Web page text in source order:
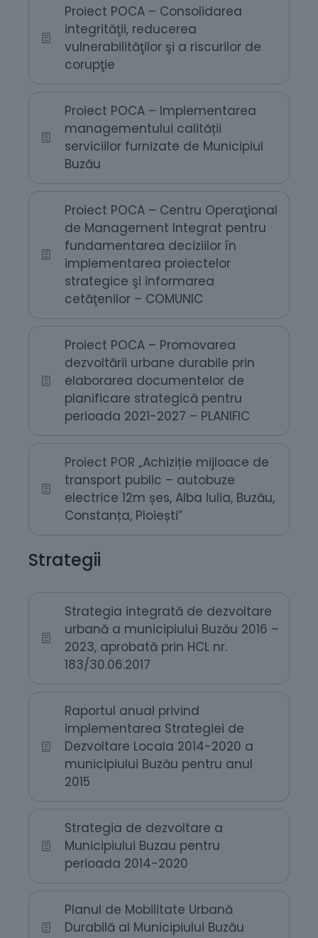
Proiect POCA – Consolidarea
integrităţii, reducerea
vulnerabilităţilor şi a riscurilor de
corupţie
Proiect POCA – Implementarea
managementului calității
serviciilor furnizate de Municipiul
Buzău
Proiect POCA – Centru Operaţional
de Management Integrat pentru
fundamentarea deciziilor în
implementarea proiectelor
strategice şi informarea
cetăţenilor – COMUNIC
Proiect POCA – Promovarea
dezvoltării urbane durabile prin
elaborarea documentelor de
planificare strategică pentru
perioada 2021-2027 – PLANIFIC
Proiect POR „Achiziție mijloace de
transport public – autobuze
electrice 12m șes, Alba Iulia, Buzău,
Constanța, Ploiești”
Strategii
Strategia integrată de dezvoltare
urbană a municipiului Buzău 2016 –
2023, aprobată prin HCL nr.
183/30.06.2017
Raportul anual privind
implementarea Strategiei de
Dezvoltare Locala 2014-2020 a
municipiului Buzău pentru anul
2015
Strategia de dezvoltare a
Municipiului Buzau pentru
perioada 2014-2020
Planul de Mobilitate Urbană
Durabilă al Municipiului Buzău